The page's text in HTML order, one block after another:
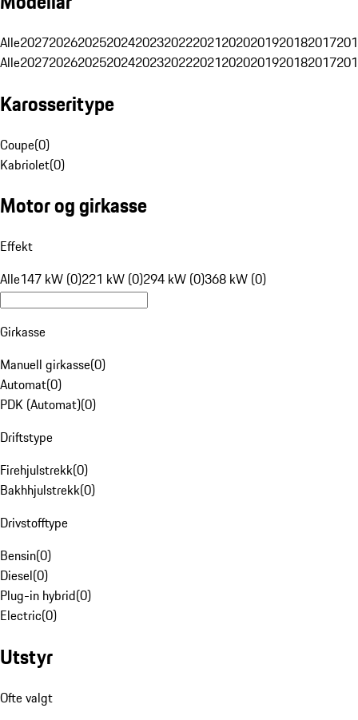
Alle20272026202520242023202220212020201920182017
Alle20272026202520242023202220212020201920182017
Karosseritype
Coupe(0)
Kabriolet(0)
Motor og girkasse
Effekt
Alle147 kW (0)221 kW (0)294 kW (0)368 kW (0)
Girkasse
Manuell girkasse(0)
Automat(0)
PDK (Automat)(0)
Driftstype
Firehjulstrekk(0)
Bakhhjulstrekk(0)
Drivstofftype
Bensin(0)
Diesel(0)
Plug-in hybrid(0)
Electric(0)
Utstyr
Ofte valgt